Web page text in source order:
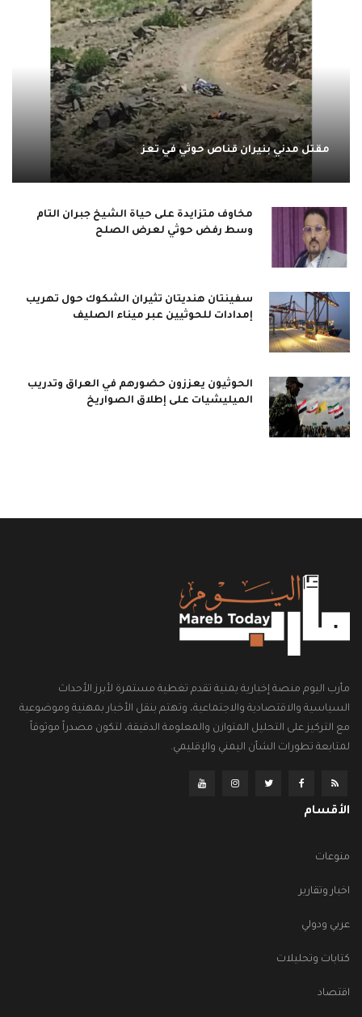
مقتل مدني بنيران قناص حوثي في تعز
مخاوف متزايدة على حياة الشيخ جبران التام
وسط رفض حوثي لعرض الصلح
سفينتان هنديتان تثيران الشكوك حول تهريب
إمدادات للحوثيين عبر ميناء الصليف
الحوثيون يعززون حضورهم في العراق وتدريب
الميليشيات على إطلاق الصواريخ
مأرب اليوم منصة إخبارية يمنية تقدم تغطية مستمرة لأبرز الأحداث
السياسية والاقتصادية والاجتماعية، وتهتم بنقل الأخبار بمهنية وموضوعية
مع التركيز على التحليل المتوازن والمعلومة الدقيقة، لتكون مصدراً موثوقاً
لمتابعة تطورات الشأن اليمني والإقليمي.
الأقسام
منوعات
اخبار وتقارير
عربي ودولي
كتابات وتحليلات
اقتصاد